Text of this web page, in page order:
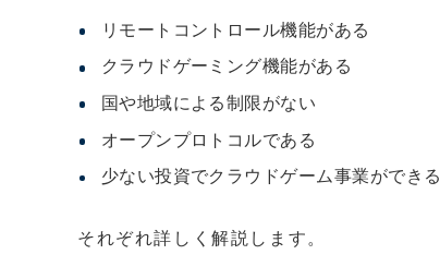
リモートコントロール機能がある
クラウドゲーミング機能がある
国や地域による制限がない
オープンプロトコルである
少ない投資でクラウドゲーム事業ができる
それぞれ詳しく解説します。